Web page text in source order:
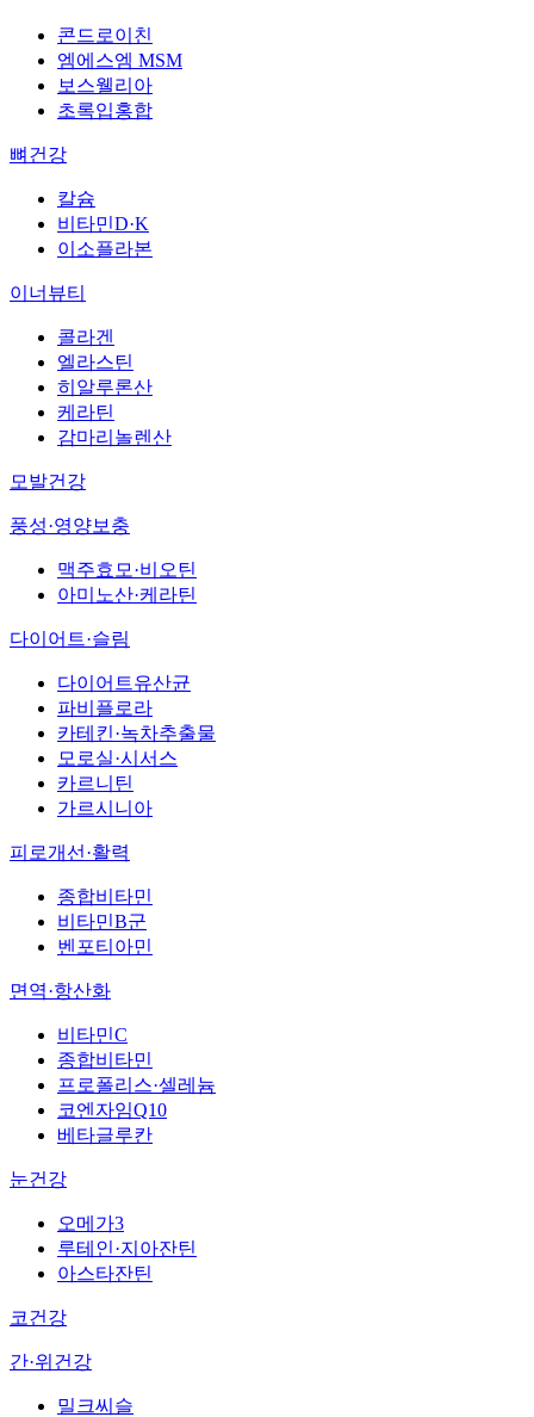
콘드로이친
엠에스엠 MSM
보스웰리아
초록입홍합
뼈건강
칼슘
비타민D·K
이소플라본
이너뷰티
콜라겐
엘라스틴
히알루론산
케라틴
감마리놀렌산
모발건강
풍성·영양보충
맥주효모·비오틴
아미노산·케라틴
다이어트·슬림
다이어트유산균
파비플로라
카테킨·녹차추출물
모로실·시서스
카르니틴
가르시니아
피로개선·활력
종합비타민
비타민B군
벤포티아민
면역·항산화
비타민C
종합비타민
프로폴리스·셀레늄
코엔자임Q10
베타글루칸
눈건강
오메가3
루테인·지아잔틴
아스타잔틴
코건강
간·위건강
밀크씨슬